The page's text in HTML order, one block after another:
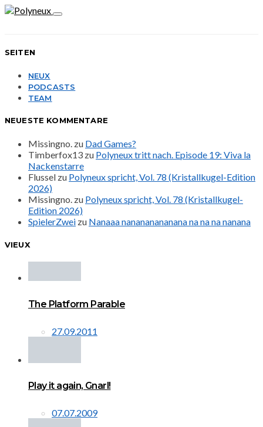
SEITEN
NEUX
PODCASTS
TEAM
NEUESTE KOMMENTARE
Missingno. zu Dad Games?
Timberfox13 zu Polyneux tritt nach. Episode 19: Viva la
Nackenstarre
Flussel zu Polyneux spricht, Vol. 78 (Kristallkugel-Edition
2026)
Missingno. zu Polyneux spricht, Vol. 78 (Kristallkugel-
Edition 2026)
SpielerZwei zu Nanaaa nanananananana na na na nanana
VIEUX
The Platform Parable
27.09.2011
Play it again, Gnarl!
07.07.2009